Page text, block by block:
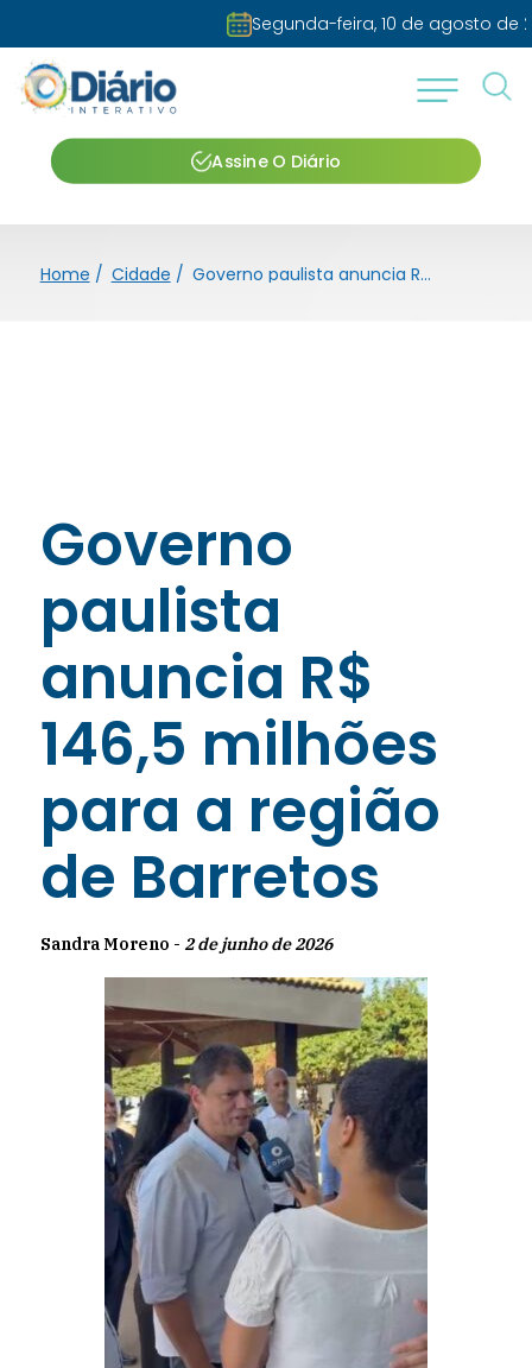
Segunda-feira, 10 de agosto de 2026
Assine O Diário
Home / Cidade / Governo paulista anuncia R$ 146,5 milhões para a região de Barretos
Governo
paulista
anuncia R$
146,5 milhões
para a região
de Barretos
Sandra Moreno - 2 de junho de 2026